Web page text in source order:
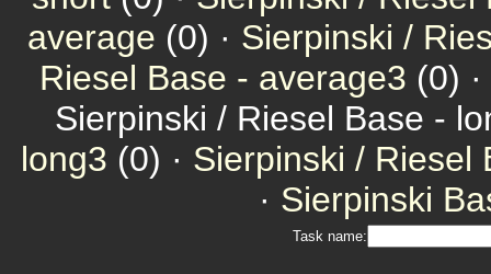
average (0) · Sierpinski /
Riesel Base - average3 (0) ·
Sierpinski / Riesel Base -
long3 (0) · Sierpinski / Riesel
· Sierpinski
Task name: